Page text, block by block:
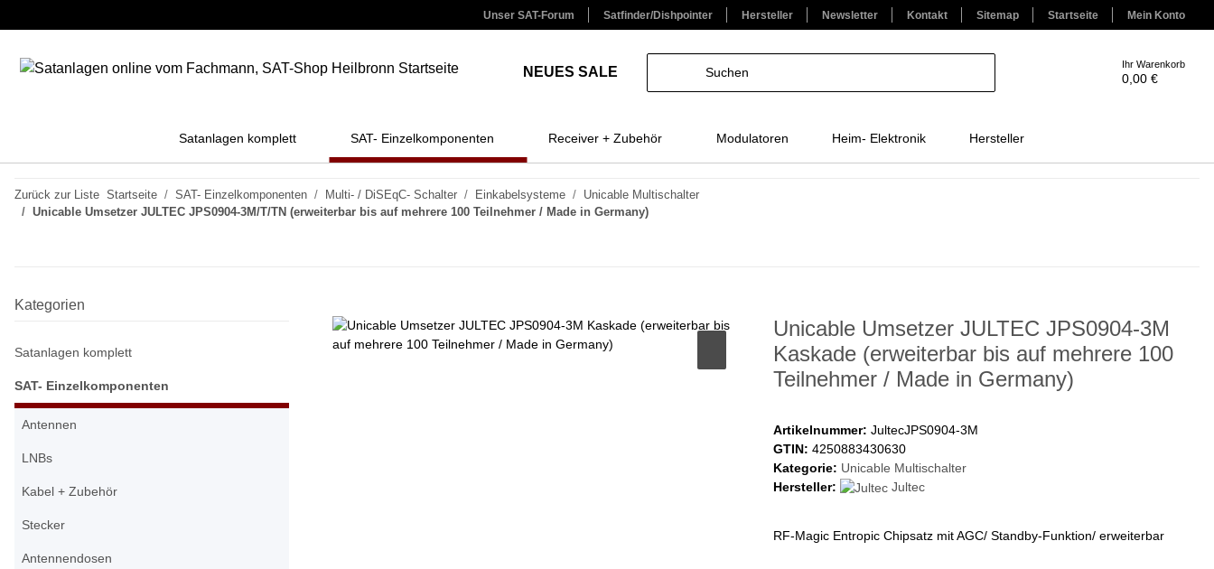
Unser SAT-Forum Satfinder/Dishpointer Hersteller Newsletter Kontakt Sitemap Startseite Mein Konto
NEUES SALE
Ihr Warenkorb
0,00 €
Satanlagen komplett SAT- Einzelkomponenten Receiver + Zubehör Modulatoren Heim- Elektronik Hersteller
Zurück zur Liste Startseite SAT- Einzelkomponenten Multi- / DiSEqC- Schalter Einkabelsysteme
Unicable Multischalter
Unicable Umsetzer JULTEC JPS0904-3M/T/TN (erweiterbar bis auf mehrere 100 Teilnehmer / Made in Germany)
Unicable Umsetzer JULTEC JPS0904-3M
Kaskade (erweiterbar bis auf mehrere 100
Teilnehmer / Made in Germany)
Artikelnummer: JultecJPS0904-3M
GTIN: 4250883430630
Kategorie: Unicable Multischalter
Hersteller:
Jultec
RF-Magic Entropic Chipsatz mit AGC/ Standby-Funktion/ erweiterbar
Kategorien
Satanlagen komplett
SAT- Einzelkomponenten
Antennen
LNBs
Kabel + Zubehör
Stecker
Antennendosen